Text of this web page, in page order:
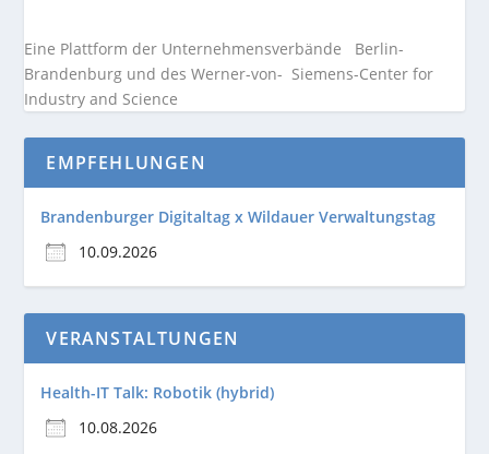
Eine Plattform der Unternehmensverbände Berlin-
Brandenburg und des Werner-von- Siemens-Center for
Industry and Science
EMPFEHLUNGEN
Brandenburger Digitaltag x Wildauer Verwaltungstag
10.09.2026
VERANSTALTUNGEN
Health-IT Talk: Robotik (hybrid)
10.08.2026